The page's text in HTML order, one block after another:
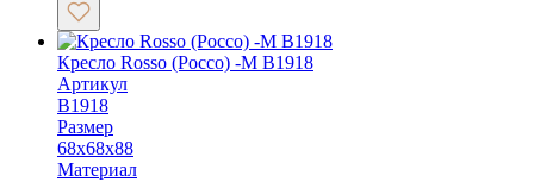
Кресло Rosso (Россо) -M B1918
Артикул
B1918
Размер
68х68х88
Материал